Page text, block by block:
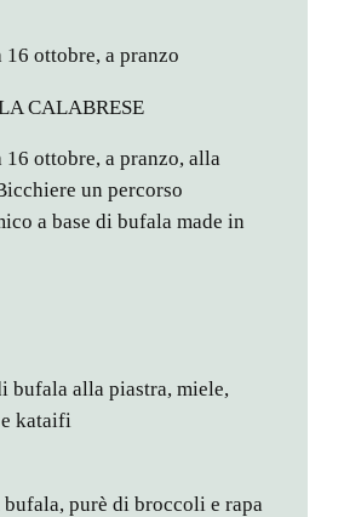
16 ottobre, a pranzo
CALABRESE
16 ottobre, a pranzo, alla
un percorso
a base di bufala made in
bufala alla piastra, miele,
kataifi
purè di broccoli e rapa